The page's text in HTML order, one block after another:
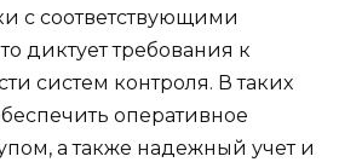
с соответствующими
диктует требования к
систем контроля. В таких
оперативное
а также надежный учет и